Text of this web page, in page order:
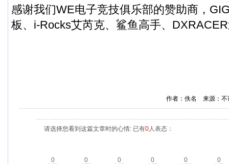
感谢我们WE电子竞技俱乐部的赞助商，
板、i-Rocks艾芮克、鲨鱼高手、
作者：佚名 来源：
请选择您看到这篇文章时的心情: 已有0人表态：
0 0 0 0 0 0